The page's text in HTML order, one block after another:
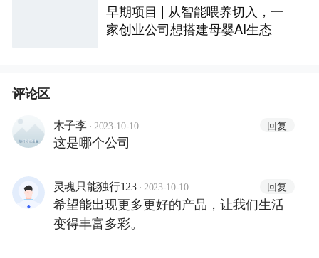
早期项目 | 从智能喂养切入，一
家创业公司想搭建母婴AI生态
评论区
木子李 · 2023-10-10 回复
这是哪个公司
灵魂只能独行123 · 2023-10-10 回复
希望能出现更多更好的产品，让我们生活
变得丰富多彩。